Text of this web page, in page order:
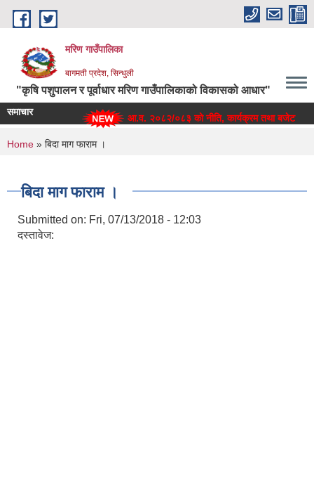
Skip to main content
मरिण गाउँपालिका
बागमती प्रदेश, सिन्धुली
"कृषि पशुपालन र पूर्वाधार मरिण गाउँपालिकाको विकासको आधार"
समाचार
आ.व. २०८२/०८३ को नीति, कार्यक्रम तथा बजेट
You are here
Home » बिदा माग फाराम ।
बिदा माग फाराम ।
Submitted on: Fri, 07/13/2018 - 12:03
दस्तावेज: